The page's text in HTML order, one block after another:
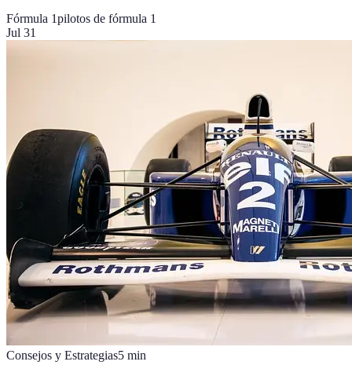
Fórmula 1pilotos de fórmula 1
Jul 31
Consejos y Estrategias5 min